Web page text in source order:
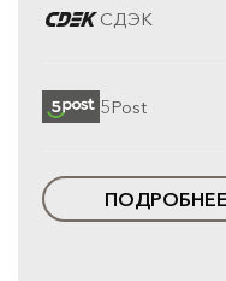
СДЭК
5Post
ПОДРОБНЕЕ